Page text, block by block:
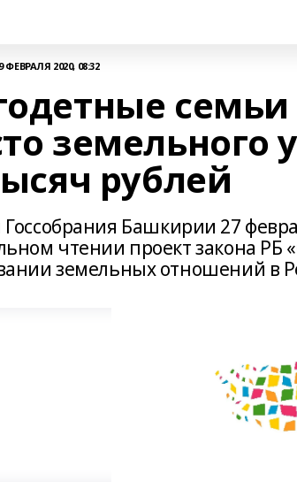
ФЕВРАЛЯ 2020, 08:32
земельного
рублей
Башкирии 27
чтении проект закона
земельных отношений в